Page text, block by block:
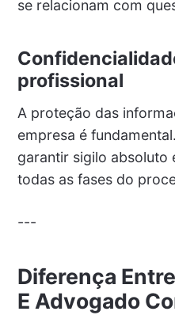
se relacionam com
profissional
A proteção das
empresa é
garantir sigilo absoluto
todas as fases do
---
Diferença
E Advogado